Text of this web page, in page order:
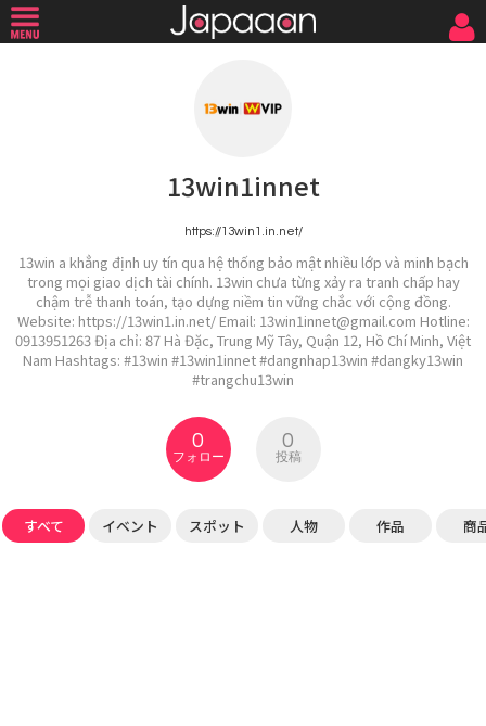
13win1innet
https://13win1.in.net/
13win a khẳng định uy tín qua hệ thống bảo mật nhiều lớp và minh bạch
trong mọi giao dịch tài chính. 13win chưa từng xảy ra tranh chấp hay
chậm trễ thanh toán, tạo dựng niềm tin vững chắc với cộng đồng.
Website: https://13win1.in.net/ Email: 13win1innet@gmail.com Hotline:
0913951263 Địa chỉ: 87 Hà Đặc, Trung Mỹ Tây, Quận 12, Hồ Chí Minh, Việt
Nam Hashtags: #13win #13win1innet #dangnhap13win #dangky13win
#trangchu13win
0
フォロー
0
投稿
すべて イベント スポット 人物 作品 商